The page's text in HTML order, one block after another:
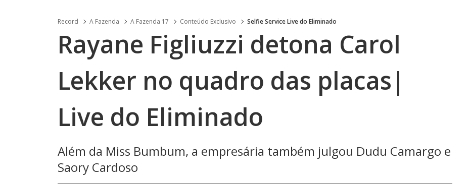
Record A Fazenda A Fazenda 17 Conteúdo Exclusivo Selfie Service Live do Eliminado
Rayane Figliuzzi detona Carol
Lekker no quadro das placas|
Live do Eliminado
Além da Miss Bumbum, a empresária também julgou Dudu Camargo e
Saory Cardoso